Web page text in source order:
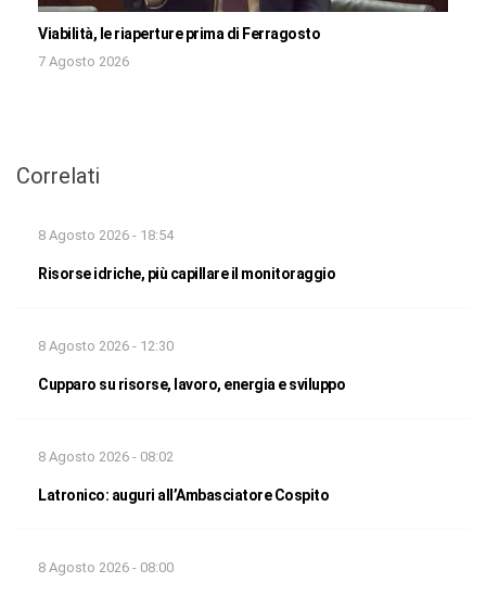
Viabilità, le riaperture prima di Ferragosto
7 Agosto 2026
Correlati
8 Agosto 2026 - 18:54
Risorse idriche, più capillare il monitoraggio
8 Agosto 2026 - 12:30
Cupparo su risorse, lavoro, energia e sviluppo
8 Agosto 2026 - 08:02
Latronico: auguri all’Ambasciatore Cospito
8 Agosto 2026 - 08:00